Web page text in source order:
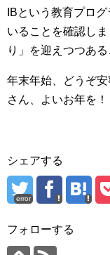
IBという教育プロ
いることを確認し
り」を迎えつつあ
年末年始、どうぞ
さん、よいお年を！
シェアする
error
フォローする